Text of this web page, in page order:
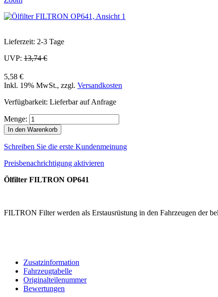
Lieferzeit: 2-3 Tage
UVP: 13,74 €
5,58 €
Inkl. 19% MwSt., zzgl. Versandkosten
Verfügbarkeit: Lieferbar auf Anfrage
Menge:
In den Warenkorb
Schreiben Sie die erste Kundenmeinung
Preisbenachrichtigung aktivieren
Ölfilter FILTRON OP641
FILTRON Filter werden als Erstausrüstung in den Fahrzeugen der
Zusatzinformation
Fahrzeugtabelle
Originalteilenummer
Bewertungen